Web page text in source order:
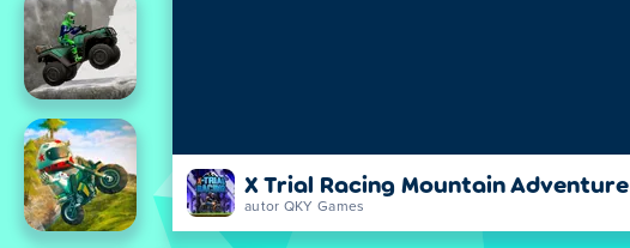
X Trial Racing Mountain Adventure
autor QKY Games